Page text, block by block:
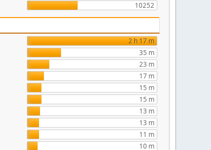
10252
2 h 17 m
35 m
23 m
17 m
15 m
15 m
13 m
13 m
11 m
10 m